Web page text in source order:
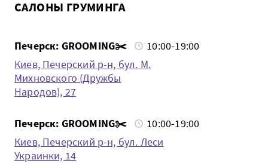
САЛОНЫ ГРУМИНГА
Печерск: GROOMING✂️
10:00-19:00
Киев, Печерский р-н, бул. М.
Михновского (Дружбы
Народов), 27
Печерск: GROOMING✂️
10:00-19:00
Киев, Печерский р-н, бул. Леси
Украинки, 14